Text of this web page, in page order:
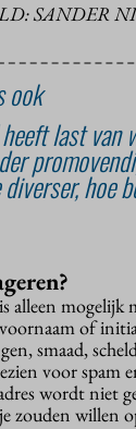
SANDER
ook
heeft last
hoe
alleen mogelijk
of
smaad,
voor spam
wordt niet
zouden willen